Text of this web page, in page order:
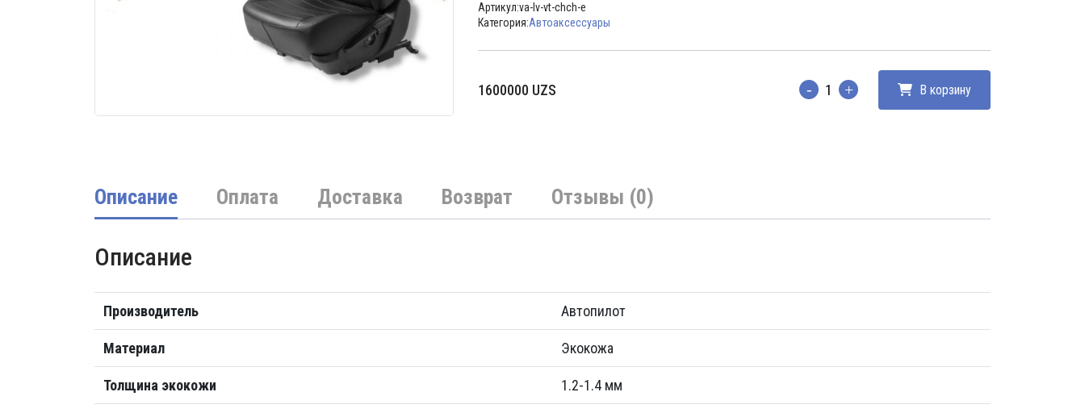
Артикул:va-lv-vt-chch-e
Категория:Автоаксессуары
1600000 UZS Количество В корзину
Описание Оплата Доставка Возврат Отзывы (0)
Описание
Производитель Автопилот
Материал Экокожа
Толщина экокожи 1.2-1.4 мм